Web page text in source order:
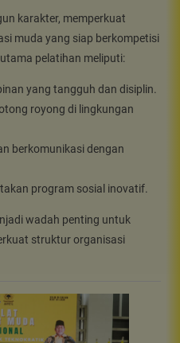
karakter, memperkuat
muda yang siap berkompetisi
pelatihan meliputi:
yang tangguh dan disiplin.
royong di lingkungan
berkomunikasi dengan
program sosial inovatif.
wadah penting untuk
struktur organisasi